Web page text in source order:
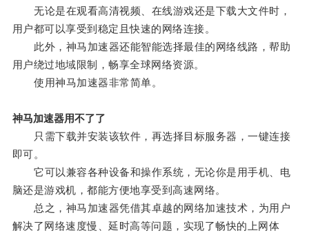
无论是在观看高清视频、在线游戏还是下载大文件时，
用户都可以享受到稳定且快速的网络连接。
此外，神马加速器还能智能选择最佳的网络线路，帮助
用户绕过地域限制，畅享全球网络资源。
使用神马加速器非常简单。
神马加速器用不了了
只需下载并安装该软件，再选择目标服务器，一键连接
即可。
它可以兼容各种设备和操作系统，无论你是用手机、电
脑还是游戏机，都能方便地享受到高速网络。
总之，神马加速器凭借其卓越的网络加速技术，为用户
解决了网络速度慢、延时高等问题，实现了畅快的上网体